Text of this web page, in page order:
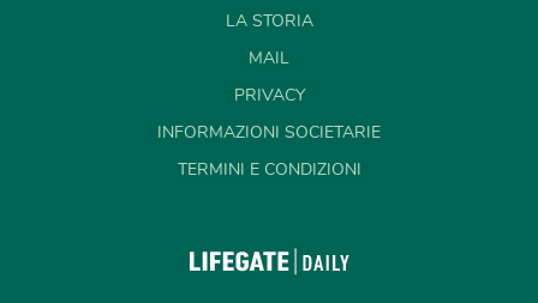
LA STORIA
MAIL
PRIVACY
INFORMAZIONI SOCIETARIE
TERMINI E CONDIZIONI